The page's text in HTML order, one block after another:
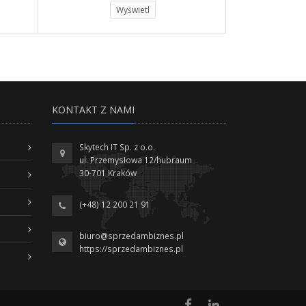
KONTAKT Z NAMI
Skytech IT Sp. z o.o.
ul. Przemysłowa 12/hubraum
30-701 Kraków
(+48) 12 200 21 91
biuro@sprzedambiznes.pl
https://sprzedambiznes.pl